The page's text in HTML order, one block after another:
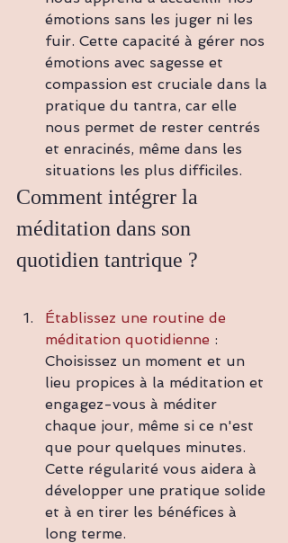
émotions sans les juger ni les
fuir. Cette capacité à gérer nos
émotions avec sagesse et
compassion est cruciale dans la
pratique du tantra, car elle
nous permet de rester centrés
et enracinés, même dans les
situations les plus difficiles.
Comment intégrer la
méditation dans son
quotidien tantrique ?
Établissez une routine de
méditation quotidienne :
Choisissez un moment et un
lieu propices à la méditation et
engagez-vous à méditer
chaque jour, même si ce n'est
que pour quelques minutes.
Cette régularité vous aidera à
développer une pratique solide
et à en tirer les bénéfices à
long terme.